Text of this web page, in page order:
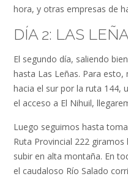
hora, y otras empresas de
DÍA 2: LAS
El segundo día, saliendo
hasta Las Leñas. Para
hacia el sur por la ruta 144,
el acceso a El Nihuil,
Luego seguimos hasta
Ruta Provincial 222
subir en alta montaña. En
el caudaloso Río Salado